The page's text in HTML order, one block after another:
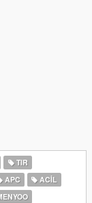
TIR
APC
ACIL